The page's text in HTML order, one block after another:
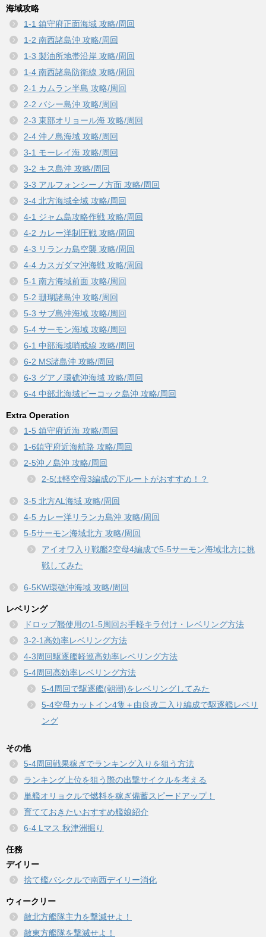
海域攻略
1-1 鎮守府正面海域 攻略/周回
1-2 南西諸島沖 攻略/周回
1-3 製油所地帯沿岸 攻略/周回
1-4 南西諸島防衛線 攻略/周回
2-1 カムラン半島 攻略/周回
2-2 バシー島沖 攻略/周回
2-3 東部オリョール海 攻略/周回
2-4 沖ノ島海域 攻略/周回
3-1 モーレイ海 攻略/周回
3-2 キス島沖 攻略/周回
3-3 アルフォンシーノ方面 攻略/周回
3-4 北方海域全域 攻略/周回
4-1 ジャム島攻略作戦 攻略/周回
4-2 カレー洋制圧戦 攻略/周回
4-3 リランカ島空襲 攻略/周回
4-4 カスガダマ沖海戦 攻略/周回
5-1 南方海域前面 攻略/周回
5-2 珊瑚諸島沖 攻略/周回
5-3 サブ島沖海域 攻略/周回
5-4 サーモン海域 攻略/周回
6-1 中部海域哨戒線 攻略/周回
6-2 MS諸島沖 攻略/周回
6-3 グアノ環礁沖海域 攻略/周回
6-4 中部北海域ピーコック島沖 攻略/周回
Extra Operation
1-5 鎮守府近海 攻略/周回
1-6鎮守府近海航路 攻略/周回
2-5沖ノ島沖 攻略/周回
2-5は軽空母3編成の下ルートがおすすめ！？
3-5 北方AL海域 攻略/周回
4-5 カレー洋リランカ島沖 攻略/周回
5-5サーモン海域北方 攻略/周回
アイオワ入り戦艦2空母4編成で5-5サーモン海域北方に挑
戦してみた
6-5KW環礁沖海域 攻略/周回
レベリング
ドロップ艦使用の1-5周回お手軽キラ付け・レベリング方法
3-2-1高効率レベリング方法
4-3周回駆逐艦軽巡高効率レベリング方法
5-4周回高効率レベリング方法
5-4周回で駆逐艦(朝潮)をレベリングしてみた
5-4空母カットイン4隻＋由良改二入り編成で駆逐艦レベリ
ング
その他
5-4周回戦果稼ぎでランキング入りを狙う方法
ランキング上位を狙う際の出撃サイクルを考える
単艦オリョクルで燃料を稼ぎ備蓄スピードアップ！
育てておきたいおすすめ艦娘紹介
6-4 Lマス 秋津洲掘り
任務
デイリー
捨て艦バシクルで南西デイリー消化
ウィークリー
敵北方艦隊主力を撃滅せよ！
敵東方艦隊を撃滅せよ！